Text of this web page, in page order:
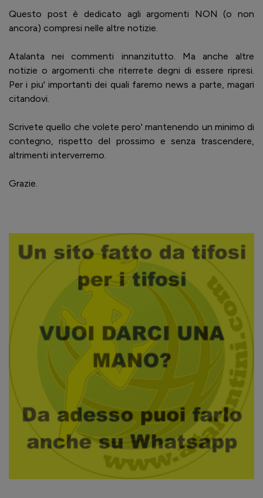
Questo post è dedicato agli argomenti NON (o non
ancora) compresi nelle altre notizie.
Atalanta nei commenti innanzitutto. Ma anche altre
notizie o argomenti che riterrete degni di essere ripresi.
Per i piu' importanti dei quali faremo news a parte, magari
citandovi.
Scrivete quello che volete pero' mantenendo un minimo di
contegno, rispetto del prossimo e senza trascendere,
altrimenti interverremo.
Grazie.